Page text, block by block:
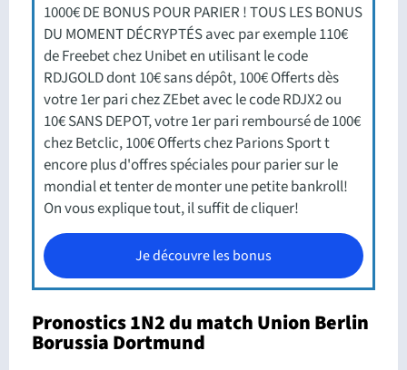
1000€ DE BONUS POUR PARIER ! TOUS LES BONUS
DU MOMENT DÉCRYPTÉS avec par exemple 110€
de Freebet chez Unibet en utilisant le code
RDJGOLD dont 10€ sans dépôt, 100€ Offerts dès
votre 1er pari chez ZEbet avec le code RDJX2 ou
10€ SANS DEPOT, votre 1er pari remboursé de 100€
chez Betclic, 100€ Offerts chez Parions Sport t
encore plus d'offres spéciales pour parier sur le
mondial et tenter de monter une petite bankroll!
On vous explique tout, il suffit de cliquer!
Je découvre les bonus
Pronostics 1N2 du match Union Berlin
Borussia Dortmund